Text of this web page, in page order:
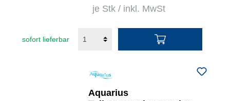
je Stk / inkl. MwSt
sofort lieferbar
Aquarius